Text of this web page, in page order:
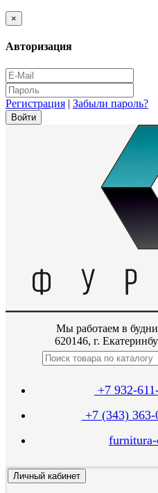
×
Авторизация
Регистрация | Забыли пароль?
Мы работаем в
620146, г.
+7 932-
+7 (343) 363-
Личный кабинет